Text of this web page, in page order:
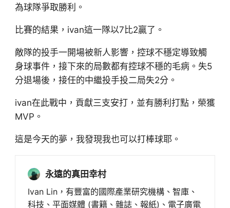
為球隊爭取勝利。
比賽的結果，ivan這一隊以7比2贏了。
敵隊的投手一開場被新人影響，控球不穩定導致觸
身球事件，接下來的局數都有控球不穩的毛病。失5
分退場後，接任的中繼投手投二局失2分。
ivan在此戰中，貢獻三支安打，並有勝利打點，榮獲
MVP。
這是今天的夢，我發現我也可以打棒球耶。
永遠的真田幸村
Ivan Lin，有豐富的國際產業研究機構、智庫、
科技、平面媒體 (書籍、雜誌、報紙)、電子廣電